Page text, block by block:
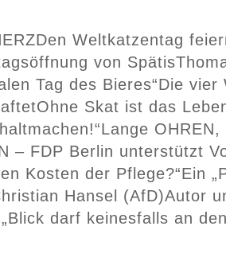
Den Weltkatzentag
von Spätis
Tag des Bieres“Die vier
Ohne Skat ist das
Lange
– FDP Berlin unterstützt
Kosten der Pflege?“Ein
Hansel (AfD)Autor
darf keinesfalls an